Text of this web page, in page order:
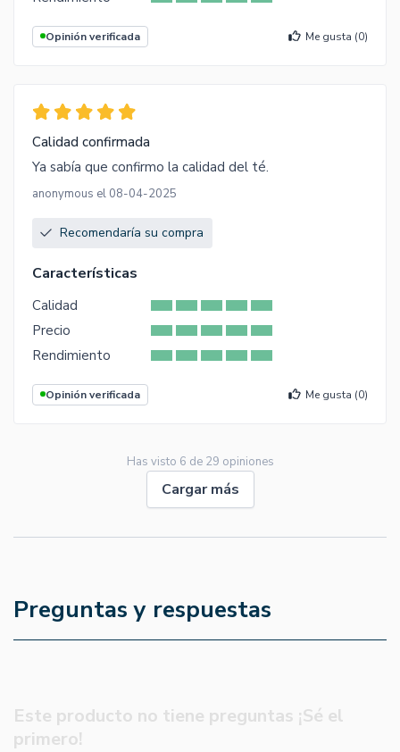
Opinión verificada Me gusta (0)
Calidad confirmada
Ya sabía que confirmo la calidad del té.
anonymous el 08-04-2025
Recomendaría su compra
Características
Calidad
Precio
Rendimiento
Opinión verificada Me gusta (0)
Has visto 6 de 29 opiniones
Cargar más
Preguntas y respuestas
Este producto no tiene preguntas ¡Sé el
primero!